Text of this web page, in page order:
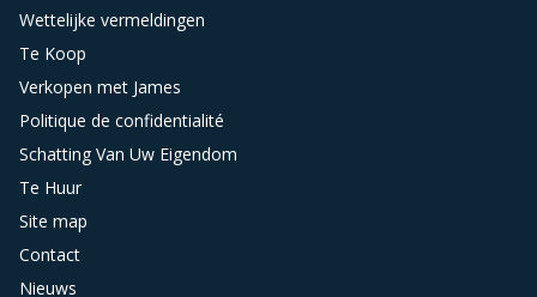
Wettelijke vermeldingen
Te Koop
Verkopen met James
Politique de confidentialité
Schatting Van Uw Eigendom
Te Huur
Site map
Contact
Nieuws